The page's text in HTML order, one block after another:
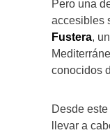
Pero una
accesibles
Fustera,
conocidos
Desde
llevar a